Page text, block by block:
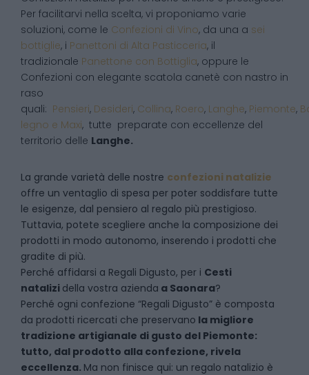
Per facilitarvi nella scelta, vi proponiamo varie
soluzioni, come le Confezioni di Vino, da una a sei
bottiglie, i Panettoni di Alta Pasticceria, il
tradizionale Panettone con Bottiglia, oppure le
Confezioni con elegante scatola canetè con nastro in
raso
quali: Pensieri, Desideri, Collina, Roero, Langhe, Piemonte,
legno e Maxi, tutte preparate con eccellenze del
territorio delle Langhe.
La grande varietà delle nostre confezioni natalizie
offre un ventaglio di spesa per poter soddisfare tutte
le esigenze, dal pensiero al regalo più prestigioso.
Tuttavia, potete scegliere anche la composizione dei
prodotti in modo autonomo, inserendo i prodotti che
gradite di più.
Perché affidarsi a Regali Digusto, per i Cesti
natalizi della vostra azienda a Saonara?
Perché ogni confezione “Regali Digusto” è composta
da prodotti ricercati che preservano la migliore
tradizione artigianale di gusto del Piemonte:
tutto, dal prodotto alla confezione, rivela
eccellenza. Ma non finisce qui: un regalo natalizio è